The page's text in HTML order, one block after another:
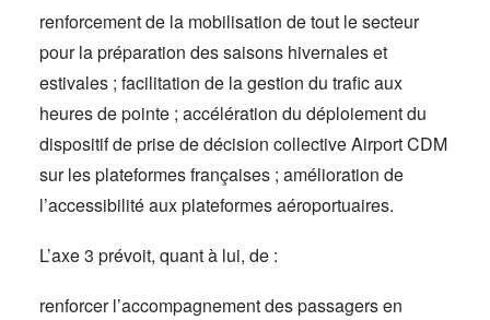
renforcement de la mobilisation de tout le secteur
pour la préparation des saisons hivernales et
estivales ; facilitation de la gestion du trafic aux
heures de pointe ; accélération du déploiement du
dispositif de prise de décision collective Airport CDM
sur les plateformes françaises ; amélioration de
l’accessibilité aux plateformes aéroportuaires.
L’axe 3 prévoit, quant à lui, de :
renforcer l’accompagnement des passagers en